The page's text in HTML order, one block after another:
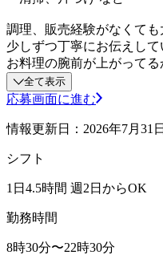
調理、販売経験がなくても
少しずつ丁寧にお伝えし
お料理の腕前が上がってる
全て表示
応募画面に進む
情報更新日：2026年7月31日
シフト
1日4.5時間 週2日からOK
勤務時間
8時30分〜22時30分